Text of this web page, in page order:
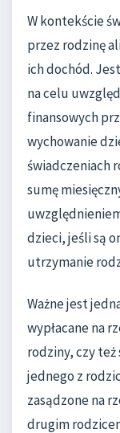
W kontekście
przez rodzinę
ich dochód.
na celu
finansowych
wychowanie
świadczeniach
sumę
dzieci, jeśli są
utrzymanie
Ważne jest
wypłacane na
rodziny, czy
jednego z
zasądzone na
drugim